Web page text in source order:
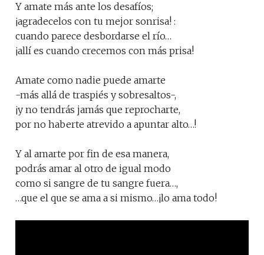
Y amate más ante los desafíos;
¡agradecelos con tu mejor sonrisa! :
cuando parece desbordarse el río…
¡allí es cuando crecemos con más prisa!
Amate como nadie puede amarte
-más allá de traspiés y sobresaltos-,
¡y no tendrás jamás que reprocharte,
por no haberte atrevido a apuntar alto…!
Y al amarte por fin de esa manera,
podrás amar al otro de igual modo
como si sangre de tu sangre fuera…,
…que el que se ama a si mismo…¡lo ama todo!